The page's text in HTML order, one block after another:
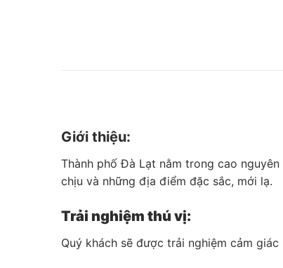
Giới thiệu:
Thành phố Đà Lạt nằm trong cao
chịu và những địa điểm đặc sắc, mới lạ.
Trải nghiệm thú vị:
Quý khách sẽ được trải nghiệm cảm giác